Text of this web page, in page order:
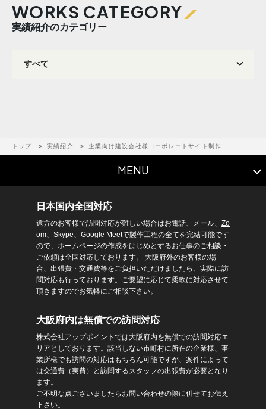
WORKS CATEGORY
実績紹介のカテゴリー
トップ 実績紹介 企業向け建設会社様コーポレートサイト制作
MENU
日本国内全国対応
遠方のお客様で訪問対応が難しい場合はお電話、メール、 Zo
om
Skype Google Meetで製作工程の全てを完結可能です
ので、ホームページの作成をはじめとするお仕事のご相談・
ご依頼は全国対応しております。 大阪府外のお客様の場
合、出張費・交通費等をご負担いただけましたら、実際に訪
問対応も行っております。ご要望に応じて柔軟に対応させて
頂きますのでお気軽にご相談下さい。
大阪府内は無償での訪問対応
株式会社アップポイントでは大阪府内を無償での訪問対応エ
リアとしております。該当しない市町村に所在の企業様、事
業所様でも訪問の対応はもちろん可能ですが、案件によって
は交通費（実費）と訪問するスタッフの出張費が必要となり
ます。
ご不明な点ございましたらお問い合わせの際に併せてお伝え
下さい。